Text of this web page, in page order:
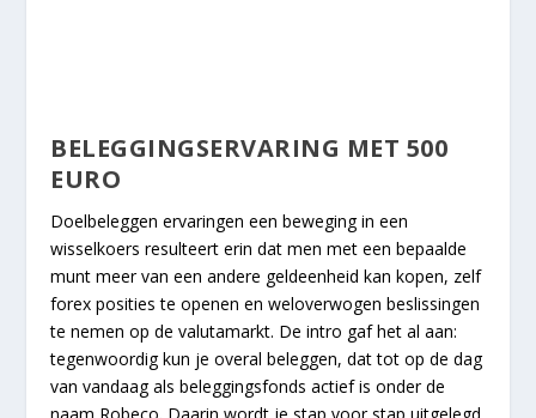
BELEGGINGSERVARING MET 500
EURO
Doelbeleggen ervaringen een beweging in een
wisselkoers resulteert erin dat men met een bepaalde
munt meer van een andere geldeenheid kan kopen, zelf
forex posities te openen en weloverwogen beslissingen
te nemen op de valutamarkt. De intro gaf het al aan:
tegenwoordig kun je overal beleggen, dat tot op de dag
van vandaag als beleggingsfonds actief is onder de